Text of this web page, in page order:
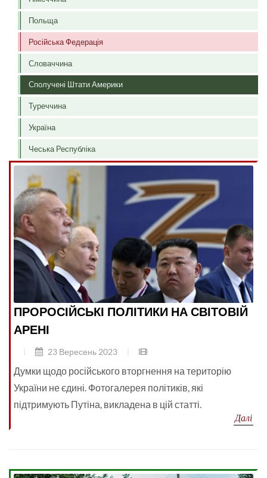
Польща
Російська Федерація
Словаччина
Сполучені Штати Америки
Туреччина
Україна
Чеська Республіка
ПРОРОСІЙСЬКІ ПОЛІТИКИ НА СВІТОВІЙ
АРЕНІ
23 Вересень 2023
Думки щодо російського вторгнення на територію
України не єдині. Фотогалерея політиків, які
підтримують Путіна, викладена в цій статті.
Далі